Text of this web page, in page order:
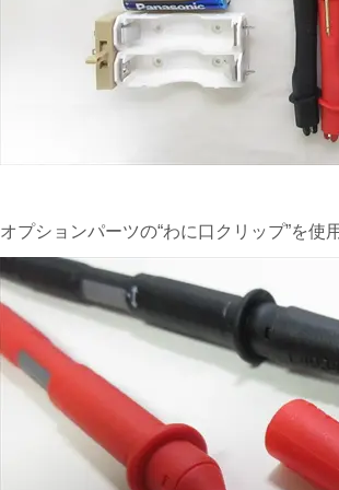
オプションパーツの“わに口クリップ”を使